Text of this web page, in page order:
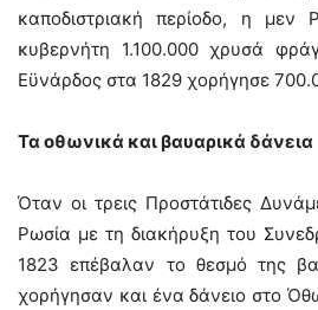
καποδιστριακή περίοδο, η μεν
κυβερνήτη 1.100.000 χρυσά
Εϋνάρδος στα 1829 χορήγησε
Τα οθωνικά και βαυαρικά δάνεια
Όταν οι τρεις Προστάτιδες
Ρωσία με τη διακήρυξη του
1823 επέβαλαν το θεσμό της
χορήγησαν και ένα δάνειο στο